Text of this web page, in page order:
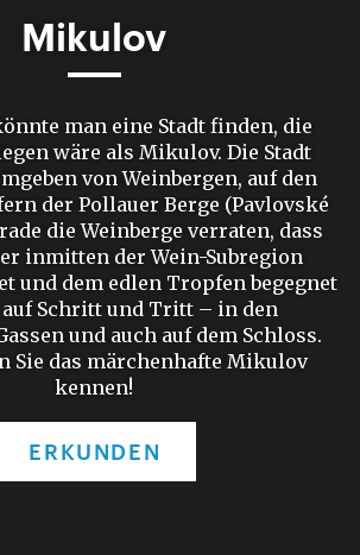
Mikulov
man eine Stadt finden, die
wäre als Mikulov. Die Stadt
von Weinbergen, auf den
der Pollauer Berge (Pavlovské
die Weinberge verraten, dass
inmitten der Wein-Subregion
und dem edlen Tropfen begegnet
Schritt und Tritt – in den
und auch auf dem Schloss.
Sie das märchenhafte Mikulov
kennen!
ERKUNDEN